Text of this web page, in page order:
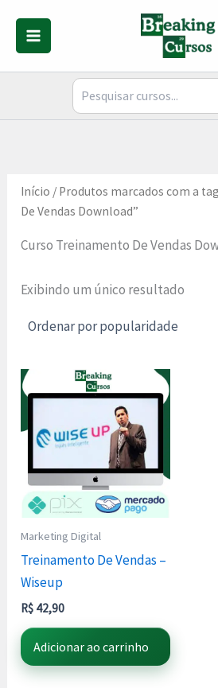
conteúdo
Início / Produtos marcados com a
De Vendas Download”
Curso Treinamento De Vendas
Exibindo um único resultado
Marketing Digital
Treinamento De Vendas –
Wiseup
R$ 42,90
Adicionar ao carrinho